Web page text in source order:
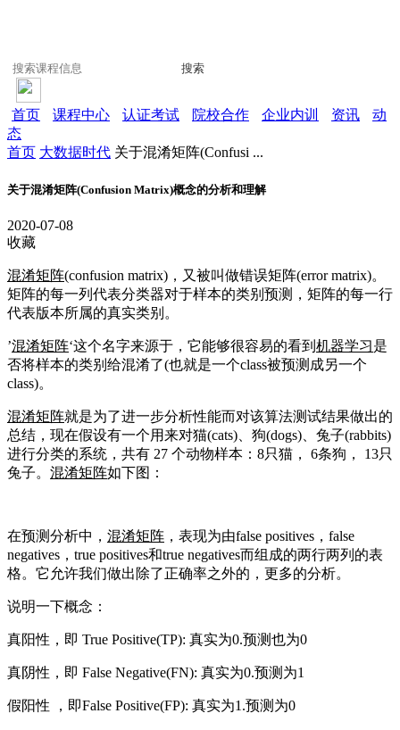
搜索
首页 课程中心 认证考试 院校合作 企业内训 资讯
动
态
首页 大数据时代 关于混淆矩阵(Confusi ...
关于混淆矩阵(Confusion Matrix)概念的分析和理解
2020-07-08
收藏
混淆矩阵(confusion matrix)，又被叫做错误矩阵(error matrix)。
矩阵的每一列代表分类器对于样本的类别预测，矩阵的每一行
代表版本所属的真实类别。
’混淆矩阵‘这个名字来源于，它能够很容易的看到 机器学习是
否将样本的类别给混淆了(也就是一个class被预测成另一个
class)。
混淆矩阵就是为了进一步分析性能而对该算法测试结果做出的
总结，现在假设有一个用来对猫(cats)、狗(dogs)、兔子(rabbits)
进行分类的系统，共有 27 个动物样本：8只猫， 6条狗， 13只
兔子。 混淆矩阵如下图：
在预测分析中， 混淆矩阵 ，表现为由false positives，false
negatives，true positives和true negatives而组成的两行两列的表
格。它允许我们做出除了正确率之外的，更多的分析。
说明一下概念：
真阳性，即 True Positive(TP): 真实为0.预测也为0
真阴性，即 False Negative(FN): 真实为0.预测为1
假阳性 ，即False Positive(FP): 真实为1.预测为0